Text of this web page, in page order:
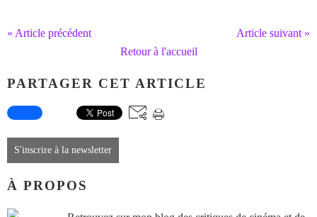
« Article précédent
Article suivant »
Retour à l'accueil
PARTAGER CET ARTICLE
S'inscrire à la newsletter
À PROPOS